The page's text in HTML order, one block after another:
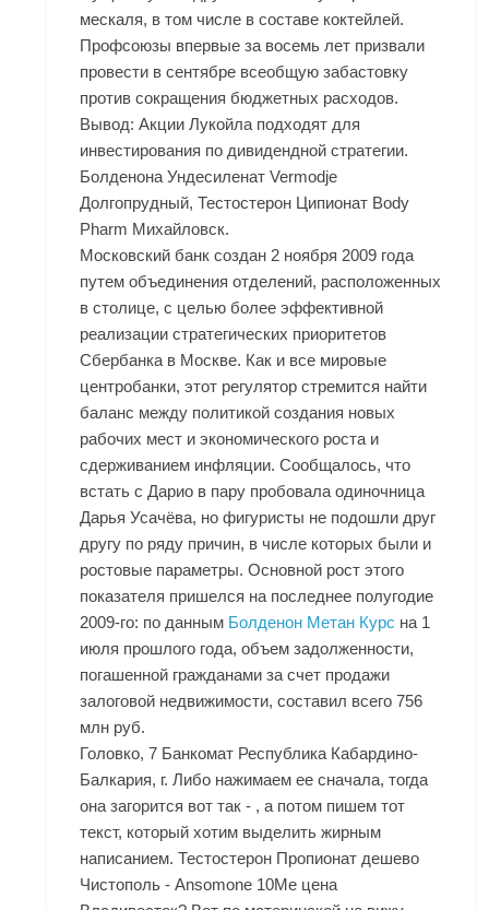
мескаля, в том числе в составе коктейлей.
Профсоюзы впервые за восемь лет призвали
провести в сентябре всеобщую забастовку
против сокращения бюджетных расходов.
Вывод: Акции Лукойла подходят для
инвестирования по дивидендной стратегии.
Болденона Ундесиленат Vermodje
Долгопрудный, Тестостерон Ципионат Body
Pharm Михайловск.
Московский банк создан 2 ноября 2009 года
путем объединения отделений, расположенных
в столице, с целью более эффективной
реализации стратегических приоритетов
Сбербанка в Москве. Как и все мировые
центробанки, этот регулятор стремится найти
баланс между политикой создания новых
рабочих мест и экономического роста и
сдерживанием инфляции. Сообщалось, что
встать с Дарио в пару пробовала одиночница
Дарья Усачёва, но фигуристы не подошли друг
другу по ряду причин, в числе которых были и
ростовые параметры. Основной рост этого
показателя пришелся на последнее полугодие
2009-го: по данным Болденон Метан Курс на 1
июля прошлого года, объем задолженности,
погашенной гражданами за счет продажи
залоговой недвижимости, составил всего 756
млн руб.
Головко, 7 Банкомат Республика Кабардино-
Балкария, г. Либо нажимаем ее сначала, тогда
она загорится вот так - , а потом пишем тот
текст, который хотим выделить жирным
написанием. Тестостерон Пропионат дешево
Чистополь - Ansomone 10Me цена